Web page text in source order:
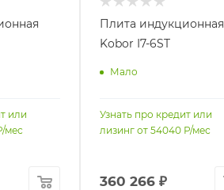
или
мес
Плита индукционная
Kobor I7-6ST
Мало
Узнать про кредит или
лизинг от54040 Р/мес
360 266 ₽